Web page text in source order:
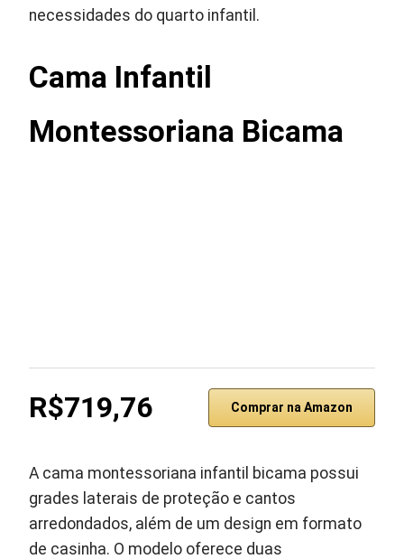
necessidades do quarto infantil.
Cama Infantil
Montessoriana Bicama
R$719,76 Comprar na Amazon
A cama montessoriana infantil bicama possui
grades laterais de proteção e cantos
arredondados, além de um design em formato
de casinha. O modelo oferece duas